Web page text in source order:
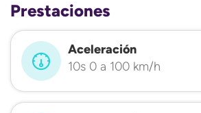
Prestaciones
Aceleración
10s 0 a 100 km/h